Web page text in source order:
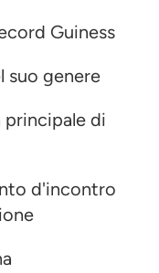
Guiness
suo genere
principale di
d'incontro